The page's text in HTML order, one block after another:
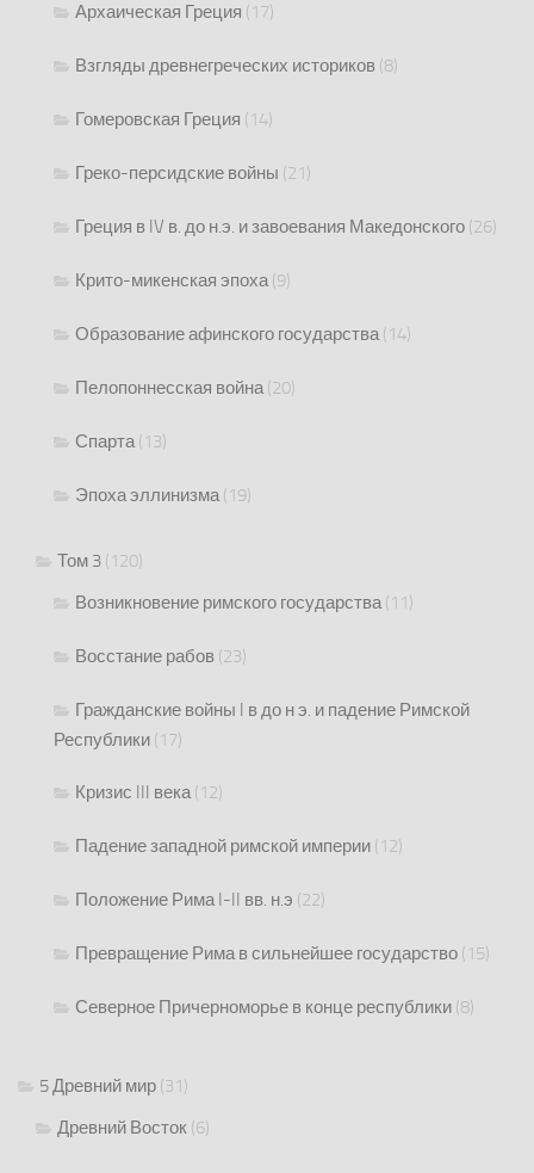
Архаическая Греция (17)
Взгляды древнегреческих историков (8)
Гомеровская Греция (14)
Греко-персидские войны (21)
Греция в IV в. до н.э. и завоевания Македонского (26)
Крито-микенская эпоха(9)
Образование афинского государства(14)
Пелопоннесская война(20)
Спарта(13)
Эпоха эллинизма(19)
Том 3 (120)
Возникновение римского государства(11)
Восстание рабов (23)
Гражданские войны I в до н э. и падение Римской
Республики (17)
Кризис III века(12)
Падение западной римской империи (12)
Положение Рима I-II вв. н.э (22)
Превращение Рима в сильнейшее государство (15)
Северное Причерноморье в конце республики (8)
5 Древний мир (31)
Древний Восток (6)